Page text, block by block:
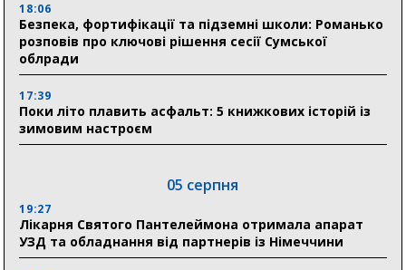
18:06
Безпека, фортифікації та підземні школи: Романько
розповів про ключові рішення сесії Сумської
облради
17:39
Поки літо плавить асфальт: 5 книжкових історій із
зимовим настроєм
05 серпня
19:27
Лікарня Святого Пантелеймона отримала апарат
УЗД та обладнання від партнерів із Німеччини